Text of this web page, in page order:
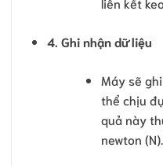
4. Ghi nhận dữ liệu
Máy sẽ
thể chịu
quả này
newton (N).